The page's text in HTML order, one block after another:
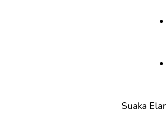
Suaka